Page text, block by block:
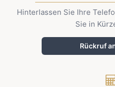
Hinterlassen Sie Ihre
Sie in
Rückruf